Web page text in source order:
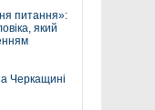
питання»:
який
Черкащині